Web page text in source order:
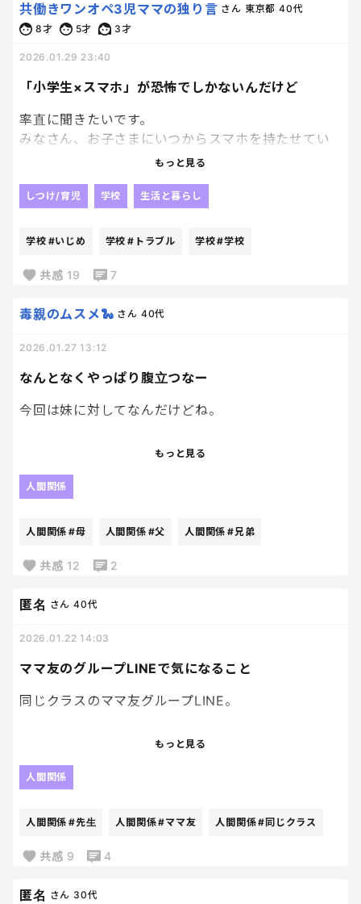
お願いするものではないと思ってる。
大前提、住むのは私たちであって、義実家が口出して
くるのはお門違い。
久々腹立った、というか怖さを感じた。
うん。怖い。
思い返せば、旦那の一人暮らしの家にお札あったっ
ぁあ。その違和感を見逃すんじゃなかった。
「小学生×スマホ」が恐怖でしかないんだけど
共働きワンオペ3児ママの独り言 さん 東京都 40代
8才
5才 3才
2026.01.29 23:40
率直に聞きたいです。
みなさん、お子さまにいつからスマホを持たせてい
うちの小1は、いまキッズケータイを使っているけ
す。
で、周りからは「小学生のスマホは早い」「トラブ
だけど...
それを言われても、現実どうなのかなって冷静に考え
てみたんだよね。
そもそも、文部科学省はガチなICT活用推奨でしょ？
正直、スマホ渡しても私より使いこなす気しかしな
小学生のLINEトラブル、SNSでいじめとか「またか
クショの拡散とか、昭和のいじめよりも陰湿だし、
何が起きてるのか親が把握しにくいのが一番厄介。
じゃあ、持たせないか？ってなると、今度は情報共有
読めないとか、別の「孤立」っていう精神的ダメー
結局、クラスや学校の方針、スマホに対する親の温
子どもにスマホを持たせる準備とか、親の覚悟と
もっと見る
しつけ/育児 学校 生活と暮らし
学校 #いじめ 学校 #トラブル 学校#学校
共感 19 7
なんとなくやっぱり腹立つなー
毒親のムスメ🐍 さん 40代
2026.01.27 13:12
今回は妹に対してなんだけどね。
親戚のグループLINEで、色々母への対応を叔父叔母
ているようで同時に私も下げるような発言をしてく
い。
妹のそういうところが、昔からひっかかるんだよ
従兄弟に私を悪く言ったりとか、従姉妹がお姉ちゃ
母そっくりなんだよね。
もっと見る
人間関係
人間関係 #母 人間関係 #父 人間関係 #兄弟
共感 12 2
ママ友のグループLINEで気になること
匿名 さん 40代
2026.01.22 14:03
同じクラスのママ友グループLINE。
いっつも一番年上のボス的ママが、色々聞いてくる
思うことばかりだし、どうでも良い話題を一番忙し
なってごめんねと1人返してきたり。
通知もオフにしてるし、心底どうでもいいなと最近
もっと見る
人間関係
人間関係 #先生 人間関係#ママ友 人間関係#同じクラス
共感 9 4
匿名 さん 30代